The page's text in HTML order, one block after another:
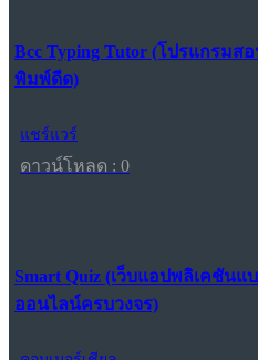
Bcc Typing Tutor (โปรแกรม
พิมพ์ดีด)
แชร์แวร์
ดาวน์โหลด : 0
Smart Quiz (เว็บแอปพลิเคชัน
ออนไลน์ครบวงจร)